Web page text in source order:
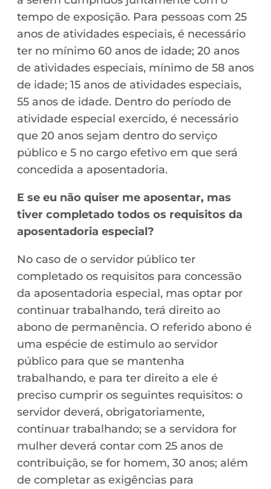
tempo de exposição. Para pessoas com 25
anos de atividades especiais, é necessário
ter no mínimo 60 anos de idade; 20 anos
de atividades especiais, mínimo de 58 anos
de idade; 15 anos de atividades especiais,
55 anos de idade. Dentro do período de
atividade especial exercido, é necessário
que 20 anos sejam dentro do serviço
público e 5 no cargo efetivo em que será
concedida a aposentadoria.
E se eu não quiser me aposentar, mas
tiver completado todos os requisitos da
aposentadoria especial?
No caso de o servidor público ter
completado os requisitos para concessão
da aposentadoria especial, mas optar por
continuar trabalhando, terá direito ao
abono de permanência. O referido abono é
uma espécie de estimulo ao servidor
público para que se mantenha
trabalhando, e para ter direito a ele é
preciso cumprir os seguintes requisitos: o
servidor deverá, obrigatoriamente,
continuar trabalhando; se a servidora for
mulher deverá contar com 25 anos de
contribuição, se for homem, 30 anos; além
de completar as exigências para